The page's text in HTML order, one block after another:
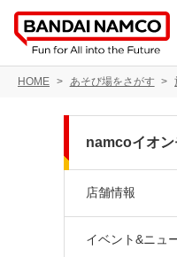
HOME あそび場をさがす
namcoイオ
店舗情報
イベント&ニュ